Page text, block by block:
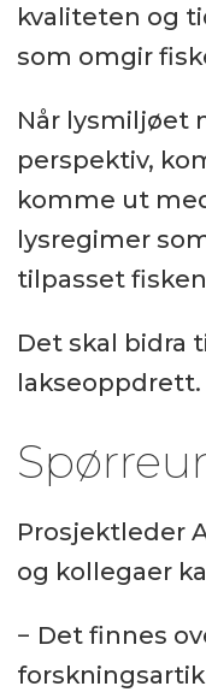
kvaliteten og
som omgir
Når lysmiljøet
perspektiv,
komme ut
lysregimer
tilpasset
Det skal bidra
lakseoppdrett.
Prosjektleder
og kollegaer
− Det finnes